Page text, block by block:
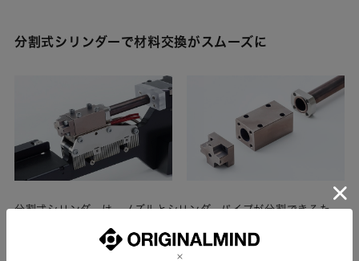
分割式シリンダーで材料交換がスムーズに
分割式シリンダーは、ノズルとシリンダーパイプが分割できるた
め、内部に残った材料を簡単に除去可能。さらに、ブラスト加工・
メッキ処理を施すことで材料の貼りつきを抑制。シリンダーの清掃